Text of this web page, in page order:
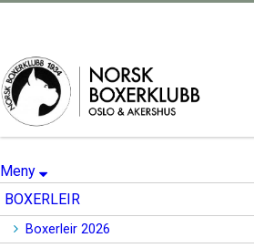
Meny
BOXERLEIR
Boxerleir 2026